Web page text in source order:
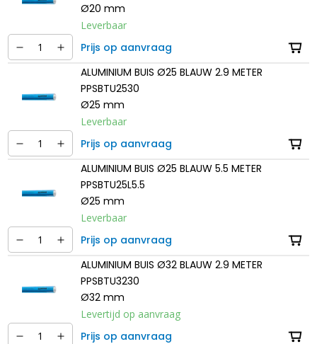
Ø20 mm
Leverbaar
Prijs op aanvraag
ALUMINIUM BUIS Ø25 BLAUW 2.9 METER
PPSBTU2530
Ø25 mm
Leverbaar
Prijs op aanvraag
ALUMINIUM BUIS Ø25 BLAUW 5.5 METER
PPSBTU25L5.5
Ø25 mm
Leverbaar
Prijs op aanvraag
ALUMINIUM BUIS Ø32 BLAUW 2.9 METER
PPSBTU3230
Ø32 mm
Levertijd op aanvraag
Prijs op aanvraag